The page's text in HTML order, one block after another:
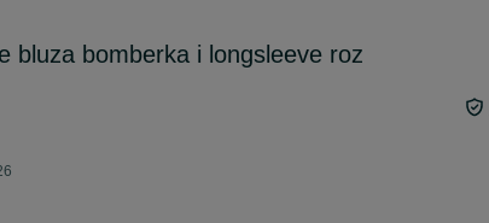
bluza bomberka i longsleeve roz